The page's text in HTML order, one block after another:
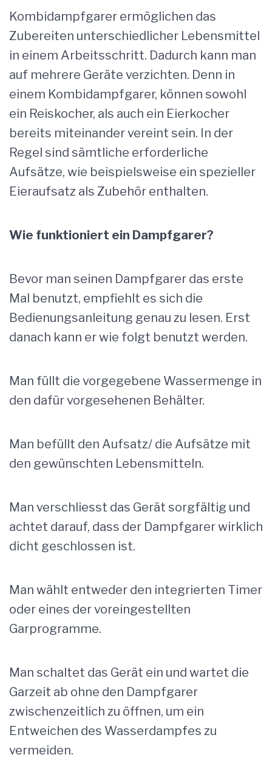
Kombidampfgarer ermöglichen das
Zubereiten unterschiedlicher Lebensmittel
in einem Arbeitsschritt. Dadurch kann man
auf mehrere Geräte verzichten. Denn in
einem Kombidampfgarer, können sowohl
ein Reiskocher, als auch ein Eierkocher
bereits miteinander vereint sein. In der
Regel sind sämtliche erforderliche
Aufsätze, wie beispielsweise ein spezieller
Eieraufsatz als Zubehör enthalten.
Wie funktioniert ein Dampfgarer?
Bevor man seinen Dampfgarer das erste
Mal benutzt, empfiehlt es sich die
Bedienungsanleitung genau zu lesen. Erst
danach kann er wie folgt benutzt werden.
Man füllt die vorgegebene Wassermenge in
den dafür vorgesehenen Behälter.
Man befüllt den Aufsatz/ die Aufsätze mit
den gewünschten Lebensmitteln.
Man verschliesst das Gerät sorgfältig und
achtet darauf, dass der Dampfgarer wirklich
dicht geschlossen ist.
Man wählt entweder den integrierten Timer
oder eines der voreingestellten
Garprogramme.
Man schaltet das Gerät ein und wartet die
Garzeit ab ohne den Dampfgarer
zwischenzeitlich zu öffnen, um ein
Entweichen des Wasserdampfes zu
vermeiden.